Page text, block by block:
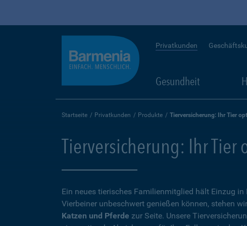
Privatkunden
Gesundheit
Startseite Privatkunden Produkte Tierversicherung: Ihr Tier
Tierversicherung: Ihr Tier
Ein neues tierisches Familienmitglied hält Einzug
Vierbeiner unbeschwert genießen können, stehen
Katzen und Pferde zur Seite. Unsere